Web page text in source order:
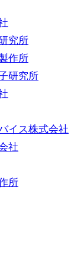
究所
作所
研究所
イス株式会社
社
所